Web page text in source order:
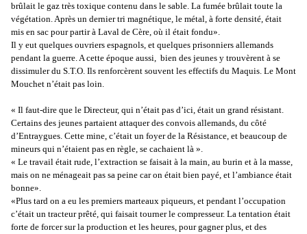
brûlait le gaz très toxique contenu dans le sable. La fumée brûlait toute la
végétation. Après un dernier tri magnétique, le métal, à forte densité, était
mis en sac pour partir à Laval de Cère, où il était fondu».
Il y eut quelques ouvriers espagnols, et quelques prisonniers allemands
pendant la guerre. A cette époque aussi, bien des jeunes y trouvèrent à se
dissimuler du S.T.O. Ils renforcèrent souvent les effectifs du Maquis. Le Mont
Mouchet n’était pas loin.
« Il faut-dire que le Directeur, qui n’était pas d’ici, était un grand résistant.
Certains des jeunes partaient attaquer des convois allemands, du côté
d’Entraygues. Cette mine, c’était un foyer de la Résistance, et beaucoup de
mineurs qui n’étaient pas en règle, se cachaient là ».
« Le travail était rude, l’extraction se faisait à la main, au burin et à la masse,
mais on ne ménageait pas sa peine car on était bien payé, et l’ambiance était
bonne».
«Plus tard on a eu les premiers marteaux piqueurs, et pendant l’occupation
c’était un tracteur prêté, qui faisait tourner le compresseur. La tentation était
forte de forcer sur la production et les heures, pour gagner plus, et des